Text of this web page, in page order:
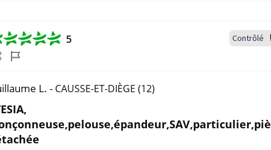
5 Contrôlé
L. - CAUSSE-ET-DIÈGE (12)